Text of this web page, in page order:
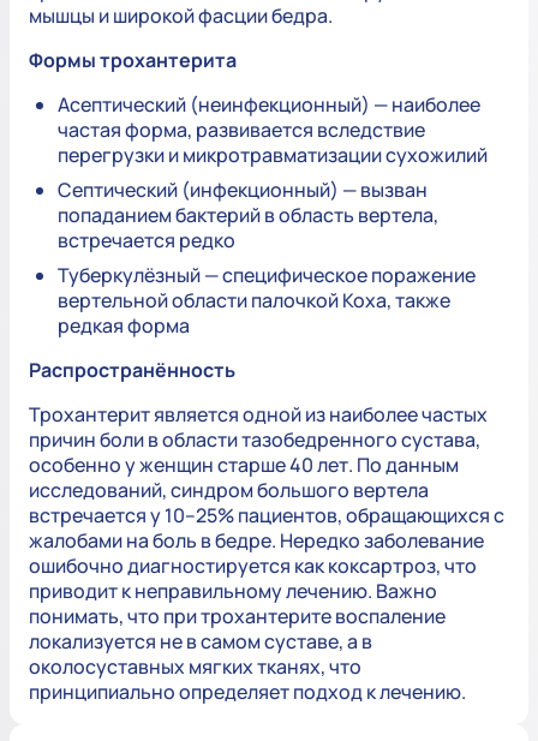
мышцы и широкой фасции бедра.
Формы трохантерита
Асептический (неинфекционный) — наиболее
частая форма, развивается вследствие
перегрузки и микротравматизации сухожилий
Септический (инфекционный) — вызван
попаданием бактерий в область вертела,
встречается редко
Туберкулёзный — специфическое поражение
вертельной области палочкой Коха, также
редкая форма
Распространённость
Трохантерит является одной из наиболее частых
причин боли в области тазобедренного сустава,
особенно у женщин старше 40 лет. По данным
исследований, синдром большого вертела
встречается у 10–25% пациентов, обращающихся с
жалобами на боль в бедре. Нередко заболевание
ошибочно диагностируется как коксартроз, что
приводит к неправильному лечению. Важно
понимать, что при трохантерите воспаление
локализуется не в самом суставе, а в
околосуставных мягких тканях, что
принципиально определяет подход к лечению.